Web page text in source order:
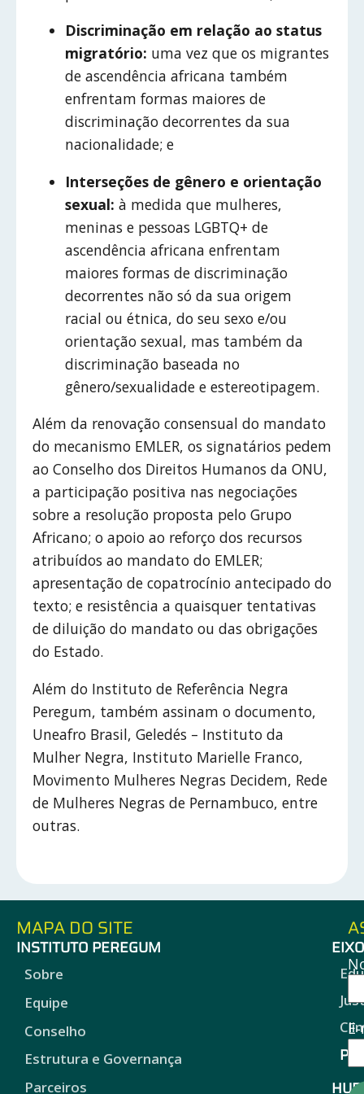
Discriminação em relação ao status
migratório: uma vez que os migrantes
de ascendência africana também
enfrentam formas maiores de
discriminação decorrentes da sua
nacionalidade; e
Interseções de gênero e orientação
sexual: à medida que mulheres,
meninas e pessoas LGBTQ+ de
ascendência africana enfrentam
maiores formas de discriminação
decorrentes não só da sua origem
racial ou étnica, do seu sexo e/ou
orientação sexual, mas também da
discriminação baseada no
gênero/sexualidade e estereotipagem.
Além da renovação consensual do mandato
do mecanismo EMLER, os signatários pedem
ao Conselho dos Direitos Humanos da ONU,
a participação positiva nas negociações
sobre a resolução proposta pelo Grupo
Africano; o apoio ao reforço dos recursos
atribuídos ao mandato do EMLER;
apresentação de copatrocínio antecipado do
texto; e resistência a quaisquer tentativas
de diluição do mandato ou das obrigações
do Estado.
Além do Instituto de Referência Negra
Peregum, também assinam o documento,
Uneafro Brasil, Geledés – Instituto da
Mulher Negra, Instituto Marielle Franco,
Movimento Mulheres Negras Decidem, Rede
de Mulheres Negras de Pernambuco, entre
outras.
MAPA DO SITE
INSTITUTO PEREGUM
Sobre
Equipe
Conselho
Estrutura e Governança
Parceiros